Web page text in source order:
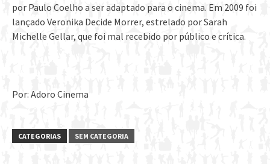
por Paulo Coelho a ser adaptado para o cinema. Em 2009 foi
lançado Veronika Decide Morrer, estrelado por Sarah
Michelle Gellar, que foi mal recebido por público e crítica.
Por: Adoro Cinema
CATEGORIAS SEM CATEGORIA